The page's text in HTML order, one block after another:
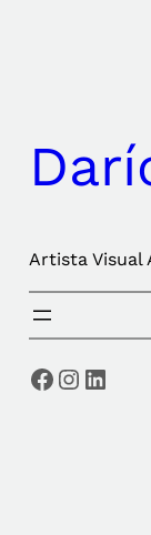
Artista Visual
Facebook Instagram LinkedIn